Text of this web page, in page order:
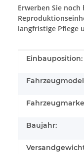
Erwerben Sie
langfristige Pflege
Wert
Einbauposition:
Baujahr: